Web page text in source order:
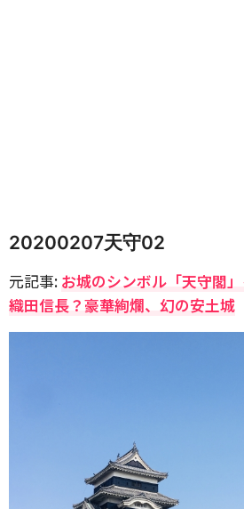
20200207天守02
元記事: お城のシンボル「天守閣
織田信長？豪華絢爛、幻の安土城